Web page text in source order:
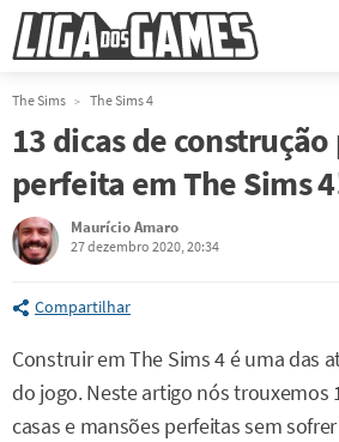
The Sims The Sims 4
13 dicas de construção
perfeita em The Sims
Maurício Amaro
27 dezembro 2020, 20:34
Compartilhar
Construir em The Sims 4 é uma das
do jogo. Neste artigo nós trouxemos
casas e mansões perfeitas sem